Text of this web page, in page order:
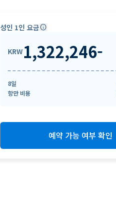
성인 1인 요금info
KRW1,322,246-
8일
항만 비용
예약 가능 여부 확인